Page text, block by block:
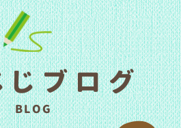
じブログ
BLOG